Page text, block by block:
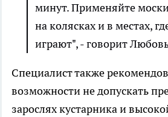
минут. Применяйте
на колясках и в местах,
играют", - говорит
Специалист также
возможности не допускать
зарослях кустарника и